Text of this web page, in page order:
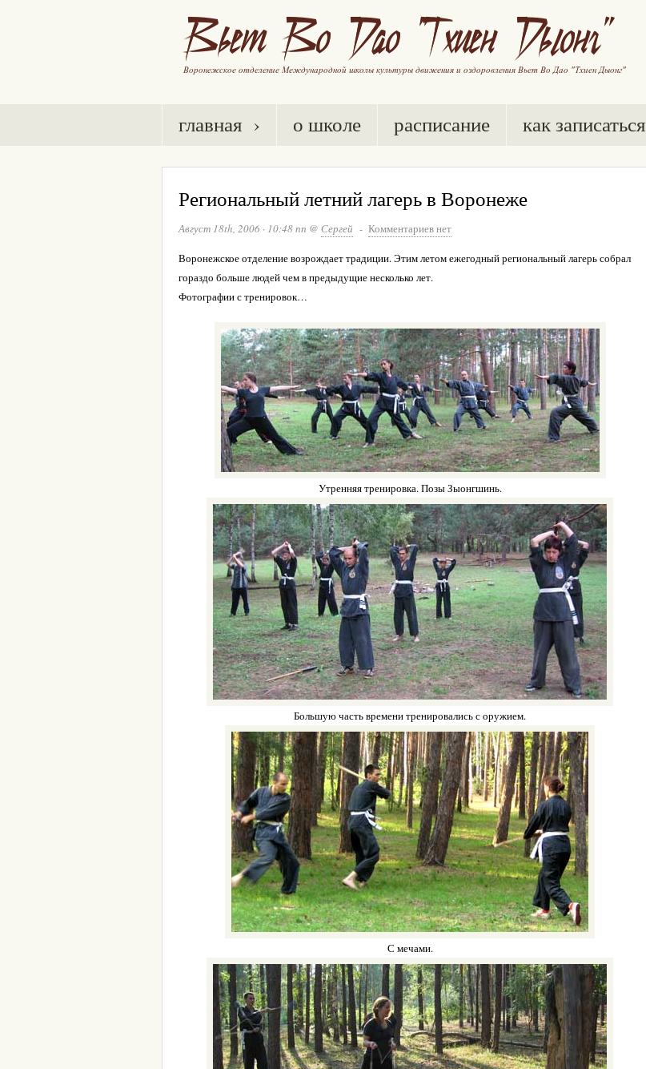
главная › о школе расписание как записаться
Региональный летний лагерь в Воронеже
Август 18th, 2006 · 10:48 пп @ Сергей - Комментариев нет
Воронежское отделение возрождает традиции. Этим летом ежегодный региональный лагерь собрал
гораздо больше людей чем в предыдущие несколько лет.
Фотографии с тренировок…
Утренняя тренировка. Позы Зыонгшинь.
Большую часть времени тренировались с оружием.
С мечами.